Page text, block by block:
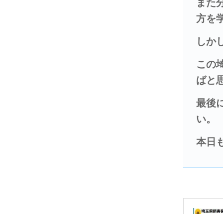
また
方を
しか
この
ばと
最後
い。
本日